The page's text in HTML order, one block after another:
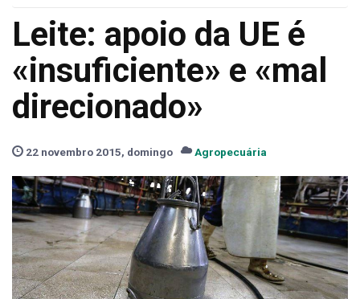
Leite: apoio da UE é
«insuficiente» e «mal
direcionado»
22 novembro 2015, domingo Agropecuária